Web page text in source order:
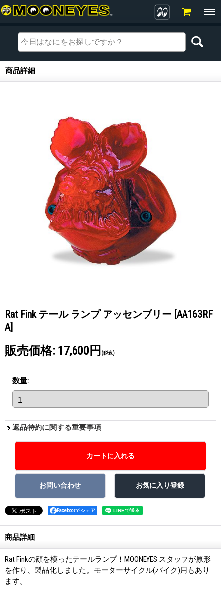
商品詳細
商品詳細
Rat Fink テール ランプ アッセンブリー [AA163RF
A]
販売価格: 17,600円 (税込)
数量:
返品特約に関する重要事項
Facebookでシェア
商品詳細
Rat Finkの顔を模ったテールランプ！MOONEYES スタッフが原形
を作り、製品化しました。モーターサイクル(バイク)用もあり
ます。